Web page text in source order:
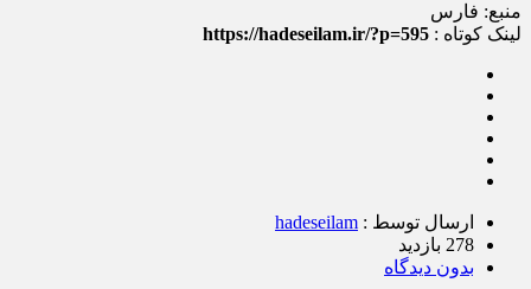
منبع: فارس
لینک کوتاه : https://hadeseilam.ir/?p=595
ارسال توسط : hadeseilam
278 بازدید
بدون دیدگاه